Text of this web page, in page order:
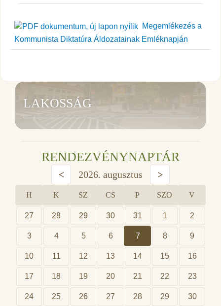
Megemlékezés a
Kommunista Diktatúra Áldozatainak Emléknapján
LAKOSSÁG
RENDEZVÉNYNAPTÁR
< 2026. augusztus >
H K SZ CS P SZO V
27 28 29 30 31 1 2
3 4 5 6 7 8 9
10 11 12 13 14 15 16
17 18 19 20 21 22 23
24 25 26 27 28 29 30